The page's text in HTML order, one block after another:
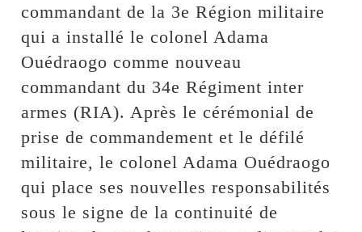
commandant de la 3e Région militaire
qui a installé le colonel Adama
Ouédraogo comme nouveau
commandant du 34e Régiment inter
armes (RIA). Après le cérémonial de
prise de commandement et le défilé
militaire, le colonel Adama Ouédraogo
qui place ses nouvelles responsabilités
sous le signe de la continuité de